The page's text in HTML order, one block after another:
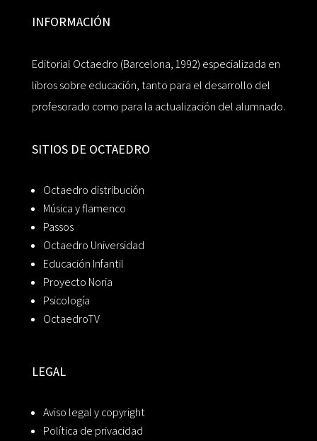
INFORMACIÓN
Editorial Octaedro (Barcelona, 1992) especializada en
libros sobre educación, tanto para el desarrollo del
profesorado como para la actualización del alumnado.
SITIOS DE OCTAEDRO
Octaedro distribución
Música y flamenco
Passos
Octaedro Universidad
Educación Infantil
Proyecto Noria
Psicología
OctaedroTV
LEGAL
Aviso legal y copyright
Política de privacidad